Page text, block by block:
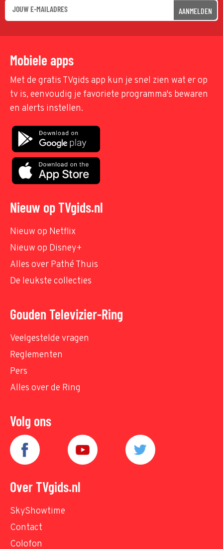
AANMELDEN
Mobiele apps
Met de gratis TVgids app kun je snel zien wat er op
tv is, eenvoudig je favoriete programma's bewaren
en alerts instellen.
Nieuw op TVgids.nl
Nieuw op Netflix
Nieuw op Disney+
Alles over Pathé Thuis
De leukste collecties
Gouden Televizier-Ring
Veelgestelde vragen
Reglementen
Pers
Alles over de Ring
Volg ons
Over TVgids.nl
SkyShowtime
Contact
Colofon